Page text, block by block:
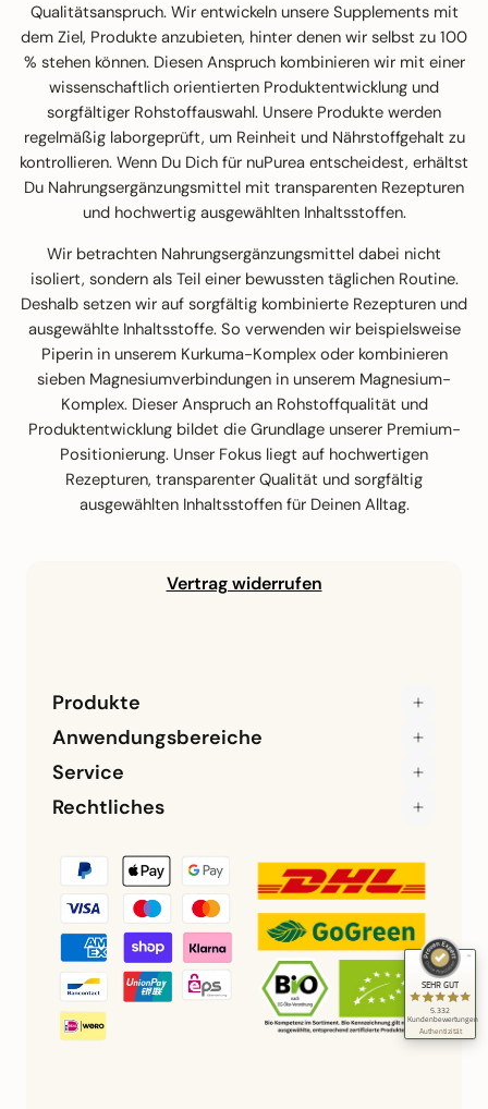
Qualitätsanspruch. Wir entwickeln unsere Supplements mit
dem Ziel, Produkte anzubieten, hinter denen wir selbst zu 100
% stehen können. Diesen Anspruch kombinieren wir mit einer
wissenschaftlich orientierten Produktentwicklung und
sorgfältiger Rohstoffauswahl. Unsere Produkte werden
regelmäßig laborgeprüft, um Reinheit und Nährstoffgehalt zu
kontrollieren. Wenn Du Dich für nuPurea entscheidest, erhältst
Du Nahrungsergänzungsmittel mit transparenten Rezepturen
und hochwertig ausgewählten Inhaltsstoffen.
Wir betrachten Nahrungsergänzungsmittel dabei nicht
isoliert, sondern als Teil einer bewussten täglichen Routine.
Deshalb setzen wir auf sorgfältig kombinierte Rezepturen und
ausgewählte Inhaltsstoffe. So verwenden wir beispielsweise
Piperin in unserem Kurkuma-Komplex oder kombinieren
sieben Magnesiumverbindungen in unserem Magnesium-
Komplex. Dieser Anspruch an Rohstoffqualität und
Produktentwicklung bildet die Grundlage unserer Premium-
Positionierung. Unser Fokus liegt auf hochwertigen
Rezepturen, transparenter Qualität und sorgfältig
ausgewählten Inhaltsstoffen für Deinen Alltag.
Vertrag widerrufen
Produkte
Anwendungsbereiche
Service
Rechtliches